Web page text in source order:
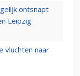
ontsnapt
Leipzig
vluchten naar